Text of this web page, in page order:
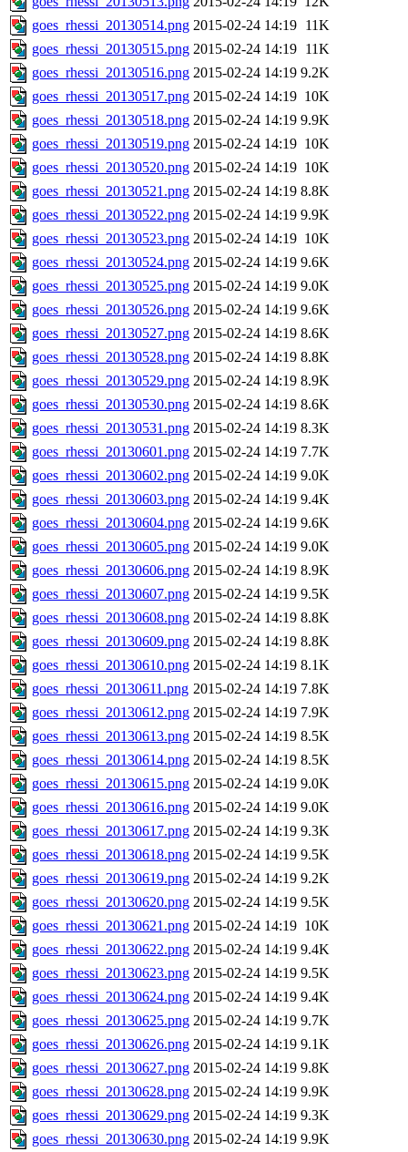
goes_rhessi_20130514.png 2015-02-24 14:19 11K
goes_rhessi_20130515.png 2015-02-24 14:19 11K
goes_rhessi_20130516.png 2015-02-24 14:19 9.2K
goes_rhessi_20130517.png 2015-02-24 14:19 10K
goes_rhessi_20130518.png 2015-02-24 14:19 9.9K
goes_rhessi_20130519.png 2015-02-24 14:19 10K
goes_rhessi_20130520.png 2015-02-24 14:19 10K
goes_rhessi_20130521.png 2015-02-24 14:19 8.8K
goes_rhessi_20130522.png 2015-02-24 14:19 9.9K
goes_rhessi_20130523.png 2015-02-24 14:19 10K
goes_rhessi_20130524.png 2015-02-24 14:19 9.6K
goes_rhessi_20130525.png 2015-02-24 14:19 9.0K
goes_rhessi_20130526.png 2015-02-24 14:19 9.6K
goes_rhessi_20130527.png 2015-02-24 14:19 8.6K
goes_rhessi_20130528.png 2015-02-24 14:19 8.8K
goes_rhessi_20130529.png 2015-02-24 14:19 8.9K
goes_rhessi_20130530.png 2015-02-24 14:19 8.6K
goes_rhessi_20130531.png 2015-02-24 14:19 8.3K
goes_rhessi_20130601.png 2015-02-24 14:19 7.7K
goes_rhessi_20130602.png 2015-02-24 14:19 9.0K
goes_rhessi_20130603.png 2015-02-24 14:19 9.4K
goes_rhessi_20130604.png 2015-02-24 14:19 9.6K
goes_rhessi_20130605.png 2015-02-24 14:19 9.0K
goes_rhessi_20130606.png 2015-02-24 14:19 8.9K
goes_rhessi_20130607.png 2015-02-24 14:19 9.5K
goes_rhessi_20130608.png 2015-02-24 14:19 8.8K
goes_rhessi_20130609.png 2015-02-24 14:19 8.8K
goes_rhessi_20130610.png 2015-02-24 14:19 8.1K
goes_rhessi_20130611.png 2015-02-24 14:19 7.8K
goes_rhessi_20130612.png 2015-02-24 14:19 7.9K
goes_rhessi_20130613.png 2015-02-24 14:19 8.5K
goes_rhessi_20130614.png 2015-02-24 14:19 8.5K
goes_rhessi_20130615.png 2015-02-24 14:19 9.0K
goes_rhessi_20130616.png 2015-02-24 14:19 9.0K
goes_rhessi_20130617.png 2015-02-24 14:19 9.3K
goes_rhessi_20130618.png 2015-02-24 14:19 9.5K
goes_rhessi_20130619.png 2015-02-24 14:19 9.2K
goes_rhessi_20130620.png 2015-02-24 14:19 9.5K
goes_rhessi_20130621.png 2015-02-24 14:19 10K
goes_rhessi_20130622.png 2015-02-24 14:19 9.4K
goes_rhessi_20130623.png 2015-02-24 14:19 9.5K
goes_rhessi_20130624.png 2015-02-24 14:19 9.4K
goes_rhessi_20130625.png 2015-02-24 14:19 9.7K
goes_rhessi_20130626.png 2015-02-24 14:19 9.1K
goes_rhessi_20130627.png 2015-02-24 14:19 9.8K
goes_rhessi_20130628.png 2015-02-24 14:19 9.9K
goes_rhessi_20130629.png 2015-02-24 14:19 9.3K
goes_rhessi_20130630.png 2015-02-24 14:19 9.9K